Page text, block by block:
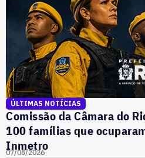
ÚLTIMAS NOTÍCIAS
Comissão da Câmara do
100 famílias que
Inmetro
07/08/2026